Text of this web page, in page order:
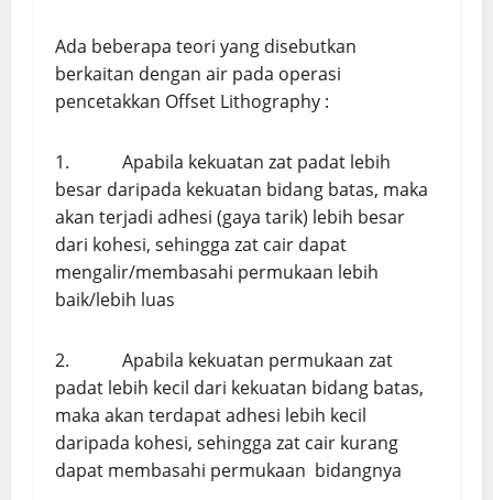
Ada beberapa teori yang disebutkan
berkaitan dengan air pada operasi
pencetakkan Offset Lithography :
1. Apabila kekuatan zat padat lebih
besar daripada kekuatan bidang batas, maka
akan terjadi adhesi (gaya tarik) lebih besar
dari kohesi, sehingga zat cair dapat
mengalir/membasahi permukaan lebih
baik/lebih luas
2. Apabila kekuatan permukaan zat
padat lebih kecil dari kekuatan bidang batas,
maka akan terdapat adhesi lebih kecil
daripada kohesi, sehingga zat cair kurang
dapat membasahi permukaan bidangnya